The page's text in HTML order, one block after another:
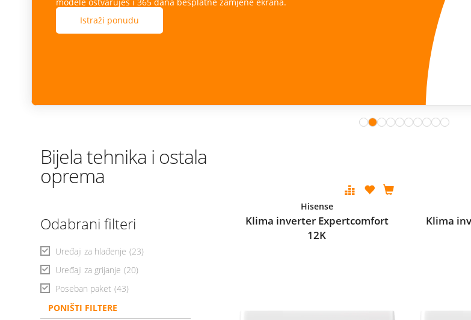
Istraži ponudu
Bijela tehnika i ostala
oprema
Odabrani filteri
Uređaji za hlađenje (23)
Uređaji za grijanje (20)
Poseban paket (43)
PONIŠTI FILTERE
Hisense
Klima inverter Expertcomfort
12K
Klima